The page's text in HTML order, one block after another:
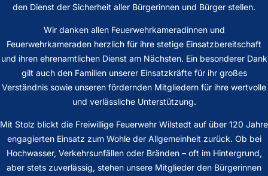
den Dienst der Sicherheit aller Bürgerinnen und Bürger stellen.
Wir danken allen Feuerwehrkameradinnen und
Feuerwehrkameraden herzlich für ihre stetige Einsatzbereitschaft
und ihren ehrenamtlichen Dienst am Nächsten. Ein besonderer Dank
gilt auch den Familien unserer Einsatzkräfte für ihr großes
Verständnis sowie unseren fördernden Mitgliedern für ihre wertvolle
und verlässliche Unterstützung.
Mit Stolz blickt die Freiwillige Feuerwehr Wilstedt auf über 120 Jahre
engagierten Einsatz zum Wohle der Allgemeinheit zurück. Ob bei
Hochwasser, Verkehrsunfällen oder Bränden – oft im Hintergrund,
aber stets zuverlässig, stehen unsere Mitglieder den Bürgerinnen